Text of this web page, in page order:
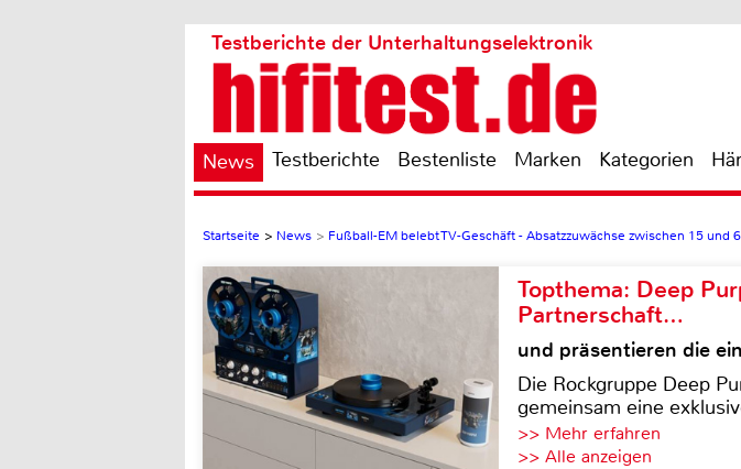
Testberichte der Unterhaltungselektronik
News Testberichte Bestenliste Marken Kategorien
Startseite > News > Fußball-EM belebt TV-Geschäft - Absatzzuwächse zwischen 15 und
Topthema: Deep
Partnerschaft…
und präsentieren die
Die Rockgruppe Deep
gemeinsam eine
>> Mehr erfahren
>> Alle anzeigen